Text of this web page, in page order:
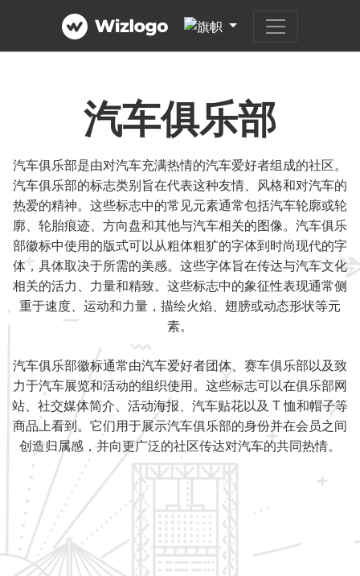
汽车俱乐部
汽车俱乐部是由对汽车充满热情的汽车爱好者组成的社区。
汽车俱乐部的标志类别旨在代表这种友情、风格和对汽车的
热爱的精神。这些标志中的常见元素通常包括汽车轮廓或轮
廓、轮胎痕迹、方向盘和其他与汽车相关的图像。汽车俱乐
部徽标中使用的版式可以从粗体粗犷的字体到时尚现代的字
体，具体取决于所需的美感。这些字体旨在传达与汽车文化
相关的活力、力量和精致。这些标志中的象征性表现通常侧
重于速度、运动和力量，描绘火焰、翅膀或动态形状等元
素。
汽车俱乐部徽标通常由汽车爱好者团体、赛车俱乐部以及致
力于汽车展览和活动的组织使用。这些标志可以在俱乐部网
站、社交媒体简介、活动海报、汽车贴花以及 T 恤和帽子等
商品上看到。它们用于展示汽车俱乐部的身份并在会员之间
创造归属感，并向更广泛的社区传达对汽车的共同热情。